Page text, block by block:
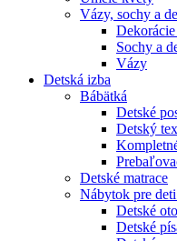
Vázy, sochy a
Dekorácie
Sochy a
Vázy
Detská izba
Bábätká
Detské
Detský
Detské matrace
Nábytok pre
Detské
Detské